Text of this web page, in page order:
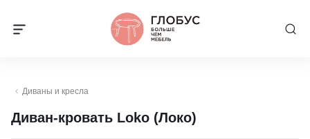
Диваны и кресла
Диван-кровать Loko (Локо)